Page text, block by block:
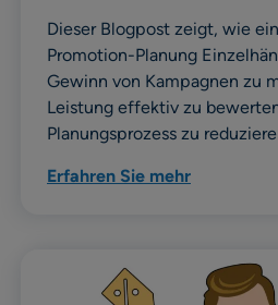
Dieser Blogpost zeigt, wie
Promotion-Planung
Gewinn von Kampagnen zu
Leistung effektiv zu
Planungsprozess zu
Erfahren Sie mehr